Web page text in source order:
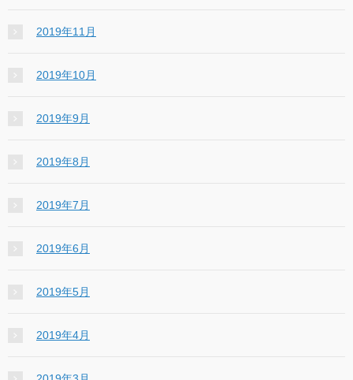
2019年11月
2019年10月
2019年9月
2019年8月
2019年7月
2019年6月
2019年5月
2019年4月